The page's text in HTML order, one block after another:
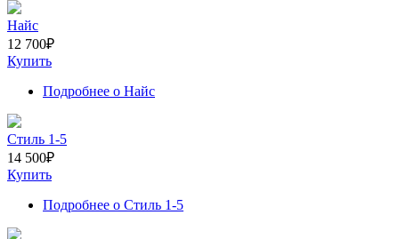
Найс
12 700₽
Купить
Подробнее о Найс
Стиль 1-5
14 500₽
Купить
Подробнее о Стиль 1-5